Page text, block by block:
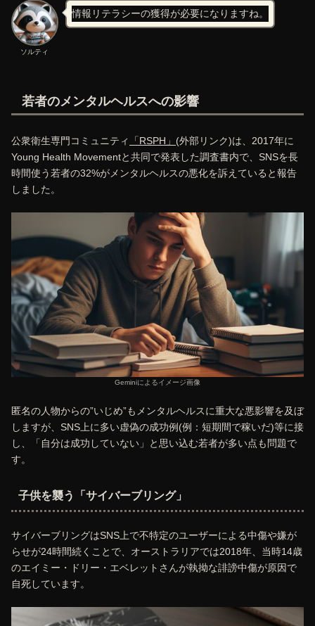
ソルティ
情報リテラシーの獲得が必要になりますね。
若者のメンタルヘルスへの影響
公衆衛生専門コミュニティ 「RSPH」 (外部リンク)は、2017年に
Young Health Movementと共同で発表した調査書内で、SNSを長
時間使う若者の32%がメンタルヘルスの悪化を訴えていると報告
しました。
Geminiによるイメージ画像
匿名の人物からの”いじめ”もメンタルヘルスに重大な悪影響を及ぼ
しますが、SNS上に多い虚偽の成功例(例：短期間で稼いだ)等に接
し、「自分は成功していない」と思い込む若者が多い点も問題で
す。
子供を襲う「サイバーブリング」
サイバーブリングはSNS上で不特定のユーザーによる中傷や嫌が
らせが24時間続くことで、オーストラリアでは2018年、当時14歳
のエイミー・ドリー・エベレットさんが執拗な誹謗中傷が原因で
自死しています。